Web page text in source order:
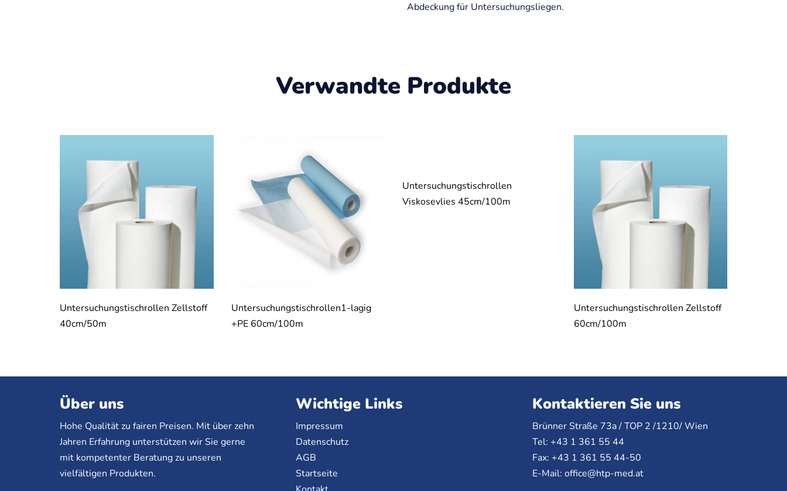
Abdeckung für Untersuchungsliegen.
Verwandte Produkte
Untersuchungstischrollen Zellstoff
40cm/50m
Untersuchungstischrollen1-lagig
+PE 60cm/100m
Untersuchungstischrollen
Viskosevlies 45cm/100m
Untersuchungstischrollen Zellstoff
60cm/100m
Über uns
Hohe Qualität zu fairen Preisen. Mit über zehn
Jahren Erfahrung unterstützen wir Sie gerne
mit kompetenter Beratung zu unseren
vielfältigen Produkten.
Wichtige Links
Impressum
Datenschutz
AGB
Startseite
Kontaktieren Sie uns
Brünner Straße 73a /TOP2 /1210/ Wien
Tel: +43 1 361 55 44
Fax: +43 1 361 55 44-50
E-Mail: office@htp-med.at